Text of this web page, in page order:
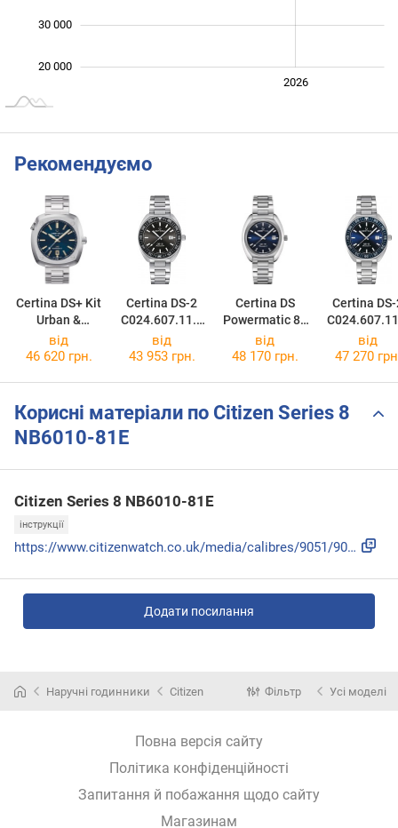
20 000
30 000
2026
Рекомендуємо
Certina DS+ Kit
Urban &
Heritage
C041.407.19.0
Certina DS-2
C024.607.11.0
81.02
Certina DS
Powermatic 80
C024.407.11.0
41.01
Certina
41.02
від
46 620 грн.
від
43 953 грн.
від
48 170 грн.
від
47 270
Корисні матеріали по Citizen Series 8
NB6010-81E
Citizen Series 8 NB6010-81E
інструкції
https://www.citizenwatch.co.uk/media/calibres/9051/9051_Ful...
Додати посилання
Наручні годинники Citizen Фільтр Усі моделі
Повна версія сайту
Політика конфіденційності
Запитання й побажання щодо сайту
Магазинам